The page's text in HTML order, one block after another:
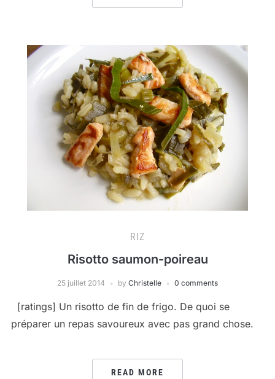
RIZ
Risotto saumon-poireau
25 juillet 2014 by Christelle 0 comments
[ratings] Un risotto de fin de frigo. De quoi se
préparer un repas savoureux avec pas grand chose.
READ MORE